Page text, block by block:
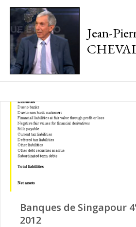
Jean-
Banques de Singapour
2012